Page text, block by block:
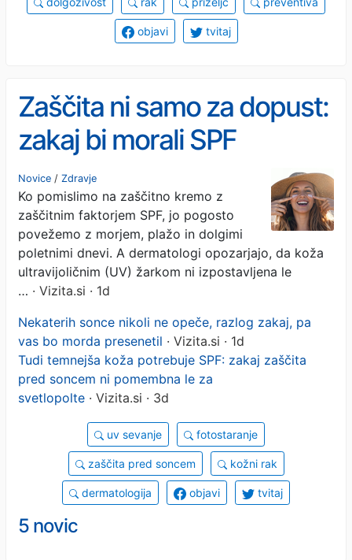
objavi tvitaj
Zaščita ni samo za dopust:
zakaj bi morali SPF
uporabljati vsak dan
Novice / Zdravje
Ko pomislimo na zaščitno kremo z
zaščitnim faktorjem SPF, jo pogosto
povežemo z morjem, plažo in dolgimi
poletnimi dnevi. A dermatologi opozarjajo, da koža
ultravijoličnim (UV) žarkom ni izpostavljena le
… · Vizita.si · 1d
Nekaterih sonce nikoli ne opeče, razlog zakaj, pa
vas bo morda presenetil · Vizita.si · 1d
Tudi temnejša koža potrebuje SPF: zakaj zaščita
pred soncem ni pomembna le za
svetlopolte · Vizita.si · 3d
uv sevanje fotostaranje
zaščita pred soncem kožni rak
dermatologija objavi tvitaj
5 novic